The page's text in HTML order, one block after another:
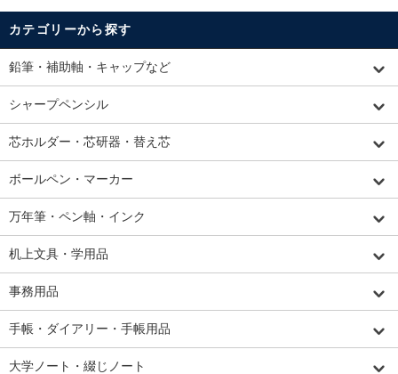
カテゴリーから探す
鉛筆・補助軸・キャップなど
シャープペンシル
芯ホルダー・芯研器・替え芯
ボールペン・マーカー
万年筆・ペン軸・インク
机上文具・学用品
事務用品
手帳・ダイアリー・手帳用品
大学ノート・綴じノート